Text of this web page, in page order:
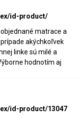
id-product/
matrace a
akýchkoľvek
linke sú milé a
hodnotím aj
id-product/13047